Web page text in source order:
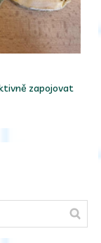
zapojovat